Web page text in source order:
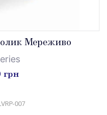
Мереживо
грн
007